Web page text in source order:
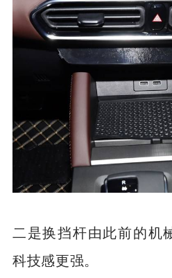
二是换挡杆由此前的机
科技感更强。